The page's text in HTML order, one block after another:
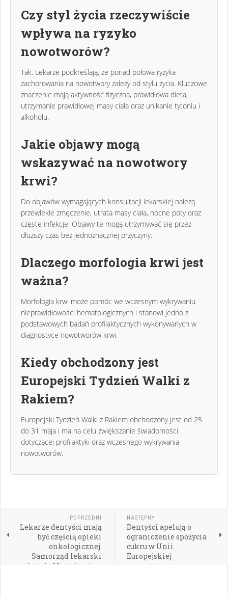
Czy styl życia rzeczywiście
wpływa na ryzyko
nowotworów?
Tak. Lekarze podkreślają, że ponad połowa ryzyka
zachorowania na nowotwory zależy od stylu życia. Kluczowe
znaczenie mają aktywność fizyczna, prawidłowa dieta,
utrzymanie prawidłowej masy ciała oraz unikanie tytoniu i
alkoholu.
Jakie objawy mogą
wskazywać na nowotwory
krwi?
Do objawów wymagających konsultacji lekarskiej należą
przewlekłe zmęczenie, utrata masy ciała, nocne poty oraz
częste infekcje. Objawy te mogą utrzymywać się przez
dłuższy czas bez jednoznacznej przyczyny.
Dlaczego morfologia krwi jest
ważna?
Morfologia krwi może pomóc we wczesnym wykrywaniu
nieprawidłowości hematologicznych i stanowi jedno z
podstawowych badań profilaktycznych wykonywanych w
diagnostyce nowotworów krwi.
Kiedy obchodzony jest
Europejski Tydzień Walki z
Rakiem?
Europejski Tydzień Walki z Rakiem obchodzony jest od 25
do 31 maja i ma na celu zwiększanie świadomości
dotyczącej profilaktyki oraz wczesnego wykrywania
nowotworów.
POPRZEDNI
Lekarze dentyści mają
być częścią opieki
onkologicznej.
Samorząd lekarski
apeluje do Ministerstwa
NASTĘPNY
Dentyści apelują o
ograniczenie spożycia
cukru w Unii
Europejskiej